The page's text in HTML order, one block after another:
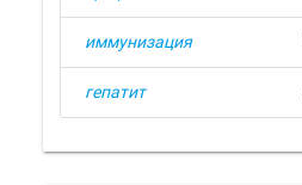
иммунизация
гепатит